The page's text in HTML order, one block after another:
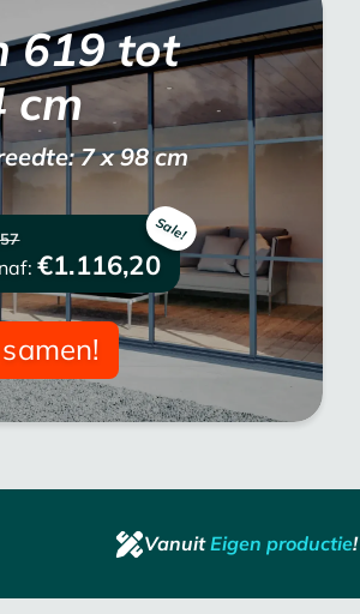
619tot
cm
7 x 98 cm
€1.116,20
VanuitEigen productie!